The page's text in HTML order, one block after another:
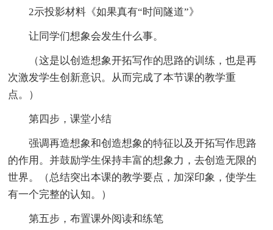
2示投影材料《如果真有“时间隧道”》
让同学们想象会发生什么事。
（这是以创造想象开拓写作的思路的训练，也是再
次激发学生创新意识。从而完成了本节课的教学重
点。）
第四步，课堂小结
强调再造想象和创造想象的特征以及开拓写作思路
的作用。并鼓励学生保持丰富的想象力，去创造无限的
世界。（总结突出本课的教学要点，加深印象，使学生
有一个完整的认知。）
第五步，布置课外阅读和练笔